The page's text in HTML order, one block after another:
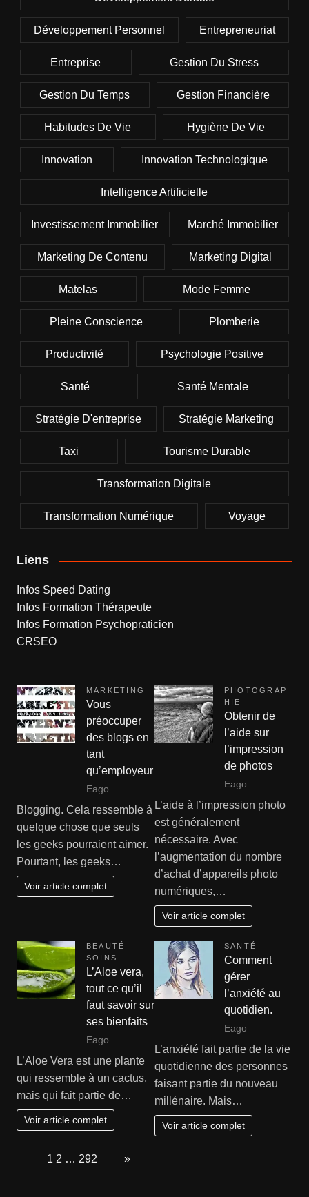
Développement Personnel Entrepreneuriat
Entreprise Gestion Du Stress
Gestion Du Temps Gestion Financière
Habitudes De Vie Hygiène De Vie
Innovation Innovation Technologique
Intelligence Artificielle
Investissement Immobilier Marché Immobilier
Marketing De Contenu Marketing Digital
Matelas Mode Femme
Pleine Conscience Plomberie
Productivité Psychologie Positive
Santé Santé Mentale
Stratégie D'entreprise Stratégie Marketing
Taxi Tourisme Durable
Transformation Digitale
Transformation Numérique Voyage
Liens
Infos Speed Dating
Infos Formation Thérapeute
Infos Formation Psychopraticien
CRSEO
MARKETING
Vous
préoccuper
des blogs en
tant
qu’employeur
Eago
Blogging. Cela ressemble à
quelque chose que seuls
les geeks pourraient aimer.
Pourtant, les geeks…
Voir article complet
PHOTOGRAP
HIE
Obtenir de
l’aide sur
l’impression
de photos
Eago
L’aide à l’impression photo
est généralement
nécessaire. Avec
l’augmentation du nombre
d’achat d’appareils photo
numériques,…
Voir article complet
BEAUTÉ
SOINS
L’Aloe vera,
tout ce qu’il
faut savoir sur
ses bienfaits
Eago
L’Aloe Vera est une plante
qui ressemble à un cactus,
mais qui fait partie de…
Voir article complet
SANTÉ
Comment
gérer
l’anxiété au
quotidien.
Eago
L’anxiété fait partie de la vie
quotidienne des personnes
faisant partie du nouveau
millénaire. Mais…
Voir article complet
1 2 … 292 »